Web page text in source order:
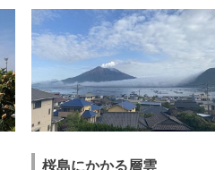
桜島にかかる層雲